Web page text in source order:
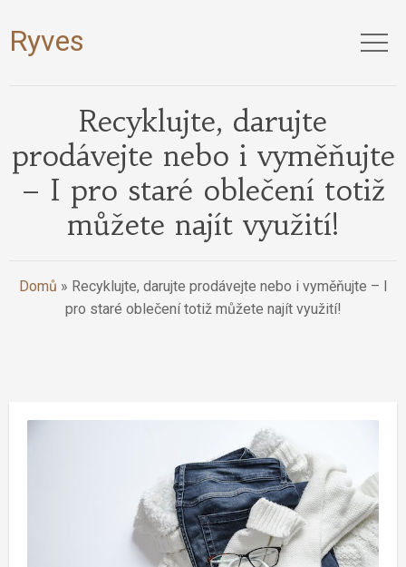
Ryves
Recyklujte, darujte
prodávejte nebo i vyměňujte
– I pro staré oblečení totiž
můžete najít využití!
Domů » Recyklujte, darujte prodávejte nebo i vyměňujte – I
pro staré oblečení totiž můžete najít využití!